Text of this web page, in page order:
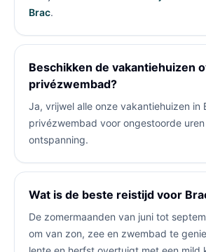
Brac.
Beschikken de vakantiehuizen
privézwembad?
Ja, vrijwel alle onze vakantiehuizen in
privézwembad voor ongestoorde
ontspanning.
Wat is de beste reistijd voor
De zomermaanden van juni tot
om van zon, zee en zwembad te